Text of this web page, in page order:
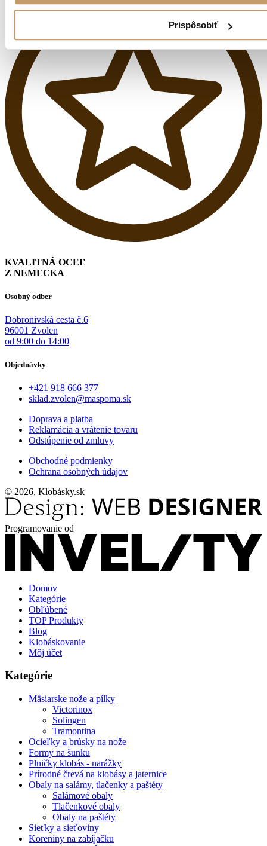
Prispôsobiť
KVALITNÁ OCEĽ
Z NEMECKA
Osobný odber
Dobronivská cesta č.6
96001 Zvolen
od 9:00 do 14:00
Objednávky
+421 918 666 377
sklad.zvolen@maspoma.sk
Doprava a platba
Reklamácia a vrátenie tovaru
Odstúpenie od zmluvy
Obchodné podmienky
Ochrana osobných údajov
© 2026, Klobásky.sk
Programovanie od
Domov
Kategórie
Obľúbené
TOP Produkty
Blog
Klobáskovanie
Môj účet
Kategórie
Mäsiarske nože a pílky
Victorinox
Solingen
Tramontina
Ocieľky a brúsky na nože
Formy na šunku
Plničky klobás - narážky
Prírodné črevá na klobásy a jaternice
Obaly na salámy, tlačenky a paštéty
Salámové obaly
Tlačenkové obaly
Obaly na paštéty
Sieťky a sieťoviny
Koreniny na zabíjačku